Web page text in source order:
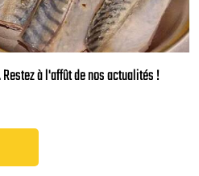
à l'affût de nos actualités !